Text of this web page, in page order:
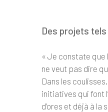
Des projets
« Je constate
ne veut pas dire
Dans les
initiatives qui font
d’ores et déjà à